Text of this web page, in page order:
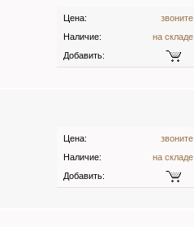
Цена:
звоните
Наличие:
на складе
Добавить:
Цена:
звоните
Наличие:
на складе
Добавить: